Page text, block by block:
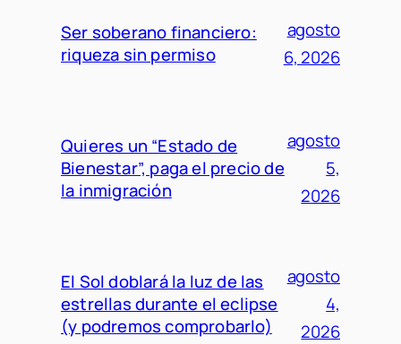
Ser soberano financiero:
riqueza sin permiso
agosto
6, 2026
Quieres un “Estado de
Bienestar”, paga el precio de
la inmigración
agosto
5,
2026
El Sol doblará la luz de las
estrellas durante el eclipse
(y podremos comprobarlo)
agosto
4,
2026